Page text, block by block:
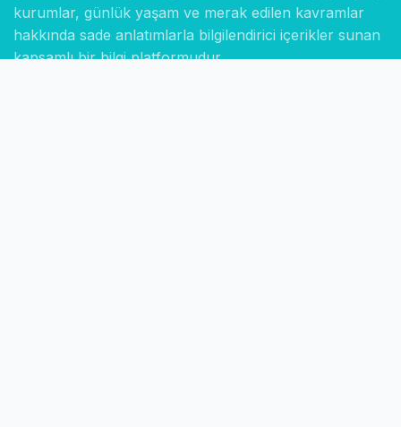
kurumlar, günlük yaşam ve merak edilen kavramlar
hakkında sade anlatımlarla bilgilendirici içerikler sunan
kapsamlı bir bilgi platformudur.